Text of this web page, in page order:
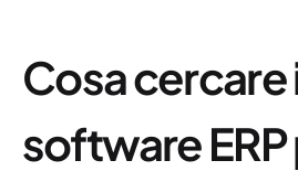
Cosa cercare
software